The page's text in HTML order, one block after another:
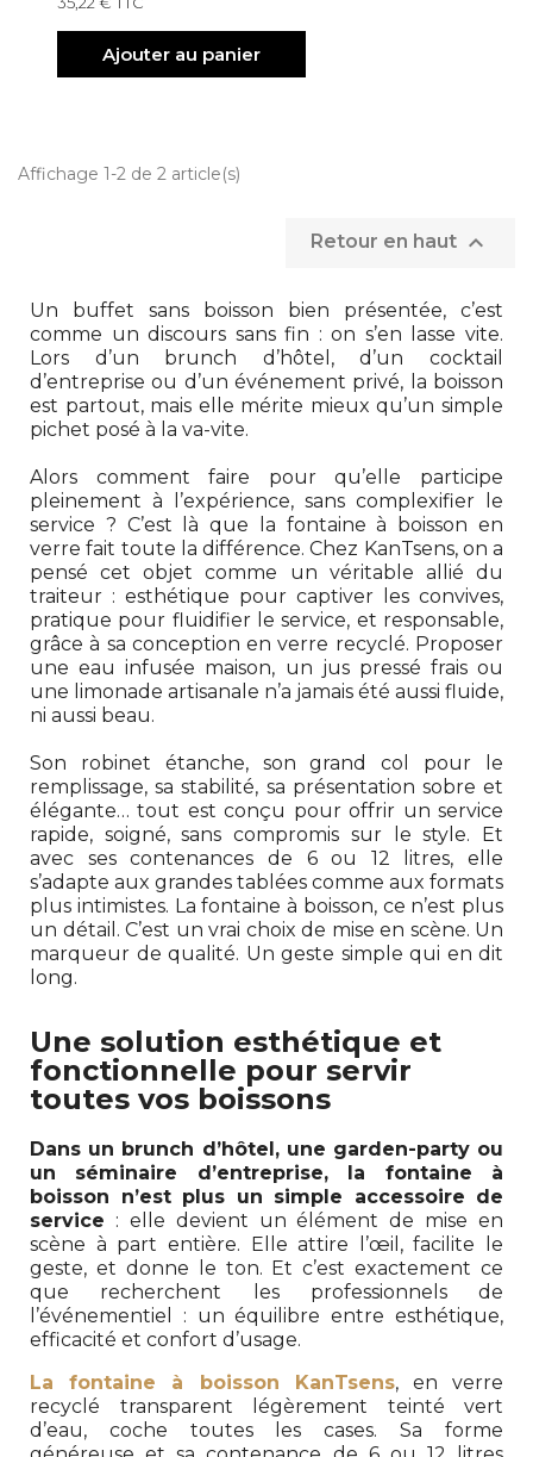
Ajouter au panier
Affichage 1-2 de 2 article(s)
Retour en haut 
Un buffet sans boisson bien présentée, c’est
comme un discours sans fin : on s’en lasse vite.
Lors d’un brunch d’hôtel, d’un cocktail
d’entreprise ou d’un événement privé, la boisson
est partout, mais elle mérite mieux qu’un simple
pichet posé à la va-vite.
Alors comment faire pour qu’elle participe
pleinement à l’expérience, sans complexifier le
service ? C’est là que la fontaine à boisson en
verre fait toute la différence. Chez KanTsens, on a
pensé cet objet comme un véritable allié du
traiteur : esthétique pour captiver les convives,
pratique pour fluidifier le service, et responsable,
grâce à sa conception en verre recyclé. Proposer
une eau infusée maison, un jus pressé frais ou
une limonade artisanale n’a jamais été aussi fluide,
ni aussi beau.
Son robinet étanche, son grand col pour le
remplissage, sa stabilité, sa présentation sobre et
élégante… tout est conçu pour offrir un service
rapide, soigné, sans compromis sur le style. Et
avec ses contenances de 6 ou 12 litres, elle
s’adapte aux grandes tablées comme aux formats
plus intimistes. La fontaine à boisson, ce n’est plus
un détail. C’est un vrai choix de mise en scène. Un
marqueur de qualité. Un geste simple qui en dit
long.
Une solution esthétique et
fonctionnelle pour servir
toutes vos boissons
Dans un brunch d’hôtel, une garden-party ou
un séminaire d’entreprise, la fontaine à
boisson n’est plus un simple accessoire de
service : elle devient un élément de mise en
scène à part entière. Elle attire l’œil, facilite le
geste, et donne le ton. Et c’est exactement ce
que recherchent les professionnels de
l’événementiel : un équilibre entre esthétique,
efficacité et confort d’usage.
La fontaine à boisson KanTsens, en verre
recyclé transparent légèrement teinté vert
d’eau, coche toutes les cases. Sa forme